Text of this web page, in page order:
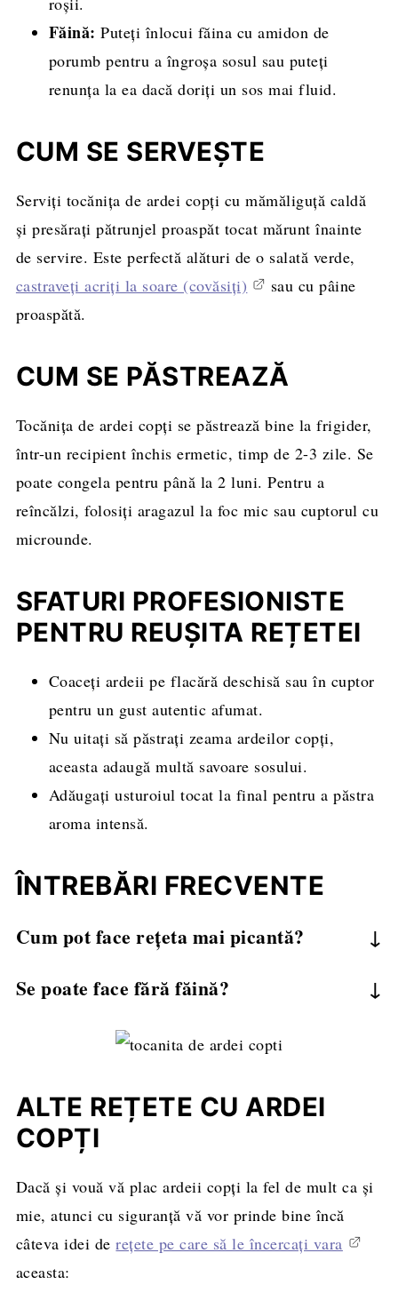
Făină: Puteți înlocui făina cu amidon de
porumb pentru a îngroșa sosul sau puteți
renunța la ea dacă doriți un sos mai fluid.
CUM SE SERVEȘTE
Serviți tocănița de ardei copți cu mămăliguță caldă
și presărați pătrunjel proaspăt tocat mărunt înainte
de servire. Este perfectă alături de o salată verde,
castraveți acriți la soare (covăsiți)
sau cu pâine
proaspătă.
CUM SE PĂSTREAZĂ
Tocănița de ardei copți se păstrează bine la frigider,
într-un recipient închis ermetic, timp de 2-3 zile. Se
poate congela pentru până la 2 luni. Pentru a
reîncălzi, folosiți aragazul la foc mic sau cuptorul cu
microunde.
SFATURI PROFESIONISTE
PENTRU REUȘITA REȚETEI
Coaceți ardeii pe flacără deschisă sau în cuptor
pentru un gust autentic afumat.
Nu uitați să păstrați zeama ardeilor copți,
aceasta adaugă multă savoare sosului.
Adăugați usturoiul tocat la final pentru a păstra
aroma intensă.
ÎNTREBĂRI FRECVENTE
Cum pot face rețeta mai picantă?
sos.
Se poate face fără făină?
ALTE REȚETE CU ARDEI
COPȚI
Dacă și vouă vă plac ardeii copți la fel de mult ca și
mie, atunci cu siguranță vă vor prinde bine încă
câteva idei derețete pe care să le încercați vara
aceasta: